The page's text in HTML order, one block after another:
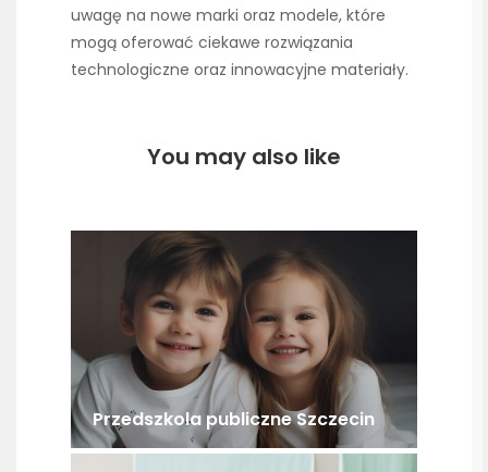
uwagę na nowe marki oraz modele, które
mogą oferować ciekawe rozwiązania
technologiczne oraz innowacyjne materiały.
You may also like
Przedszkola publiczne Szczecin